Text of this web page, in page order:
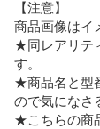
【注意】
商品画像はイ
★同レアリテ
す。
★商品名と型
ので気になさ
★こちらの商